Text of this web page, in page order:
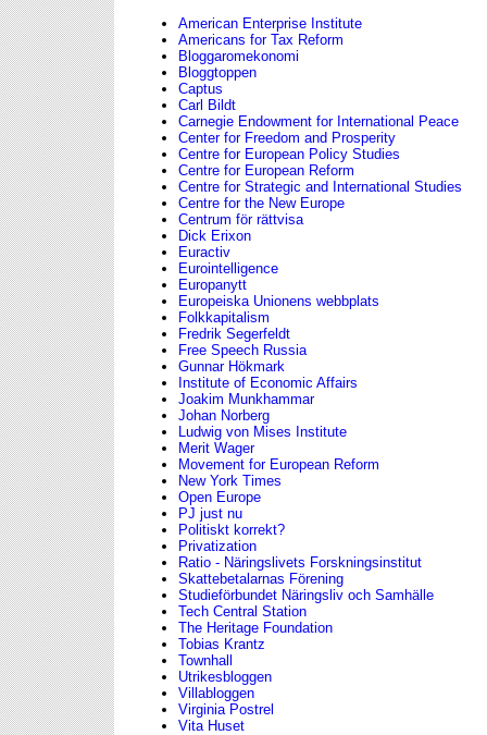
American Enterprise Institute
Americans for Tax Reform
Bloggaromekonomi
Bloggtoppen
Captus
Carl Bildt
Carnegie Endowment for International Peace
Center for Freedom and Prosperity
Centre for European Policy Studies
Centre for European Reform
Centre for Strategic and International Studies
Centre for the New Europe
Centrum för rättvisa
Dick Erixon
Euractiv
Eurointelligence
Europanytt
Europeiska Unionens webbplats
Folkkapitalism
Fredrik Segerfeldt
Free Speech Russia
Gunnar Hökmark
Institute of Economic Affairs
Joakim Munkhammar
Johan Norberg
Ludwig von Mises Institute
Merit Wager
Movement for European Reform
New York Times
Open Europe
PJ just nu
Politiskt korrekt?
Privatization
Ratio - Näringslivets Forskningsinstitut
Skattebetalarnas Förening
Studieförbundet Näringsliv och Samhälle
Tech Central Station
The Heritage Foundation
Tobias Krantz
Townhall
Utrikesbloggen
Villabloggen
Virginia Postrel
Vita Huset